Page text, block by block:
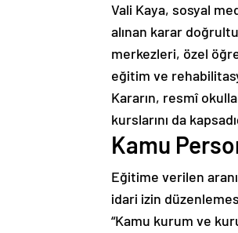
Vali Kaya, sosyal
alınan karar
merkezleri, özel
eğitim ve
Kararın, resmî
kurslarını da
Kamu
Eğitime verilen
idari izin
“Kamu kurum ve